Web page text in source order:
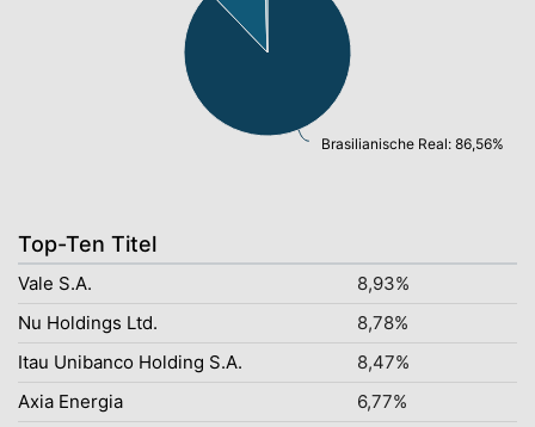
Brasilianische Real: 86,56%
Top-Ten Titel
Vale S.A.
8,93%
Nu Holdings Ltd.
8,78%
Itau Unibanco Holding S.A.
8,47%
Axia Energia
6,77%